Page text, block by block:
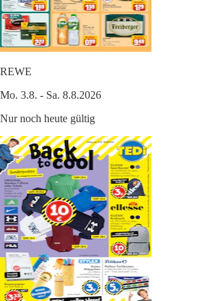
REWE
Mo. 3.8. - Sa. 8.8.2026
Nur noch heute gültig